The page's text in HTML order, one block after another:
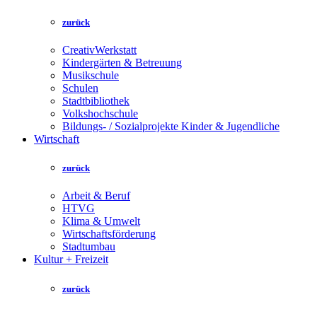
zurück
CreativWerkstatt
Kindergärten & Betreuung
Musikschule
Schulen
Stadtbibliothek
Volkshochschule
Bildungs- / Sozialprojekte Kinder & Jugendliche
Wirtschaft
zurück
Arbeit & Beruf
HTVG
Klima & Umwelt
Wirtschaftsförderung
Stadtumbau
Kultur + Freizeit
zurück